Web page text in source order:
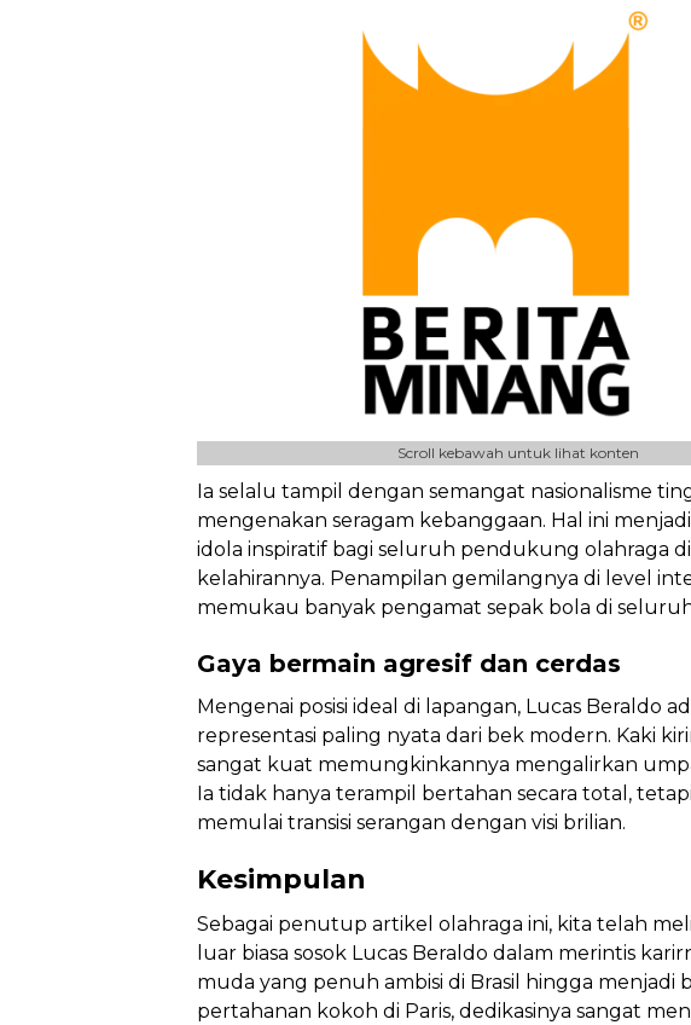
Scroll kebawah untuk lihat konten
Ia selalu tampil dengan semangat nasionalisme
mengenakan seragam kebanggaan. Hal ini
idola inspiratif bagi seluruh pendukung olahraga
kelahirannya. Penampilan gemilangnya di level
memukau banyak pengamat sepak bola di
Gaya bermain agresif dan cerdas
Mengenai posisi ideal di lapangan, Lucas Beraldo
representasi paling nyata dari bek modern. Kaki
sangat kuat memungkinkannya mengalirkan
Ia tidak hanya terampil bertahan secara total,
memulai transisi serangan dengan visi brilian.
Kesimpulan
Sebagai penutup artikel olahraga ini, kita telah
luar biasa sosok Lucas Beraldo dalam merintis
muda yang penuh ambisi di Brasil hingga menjadi
pertahanan kokoh di Paris, dedikasinya sangat